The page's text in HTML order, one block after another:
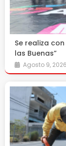
Se realiza
las Buenas”
Agosto 9, 2026